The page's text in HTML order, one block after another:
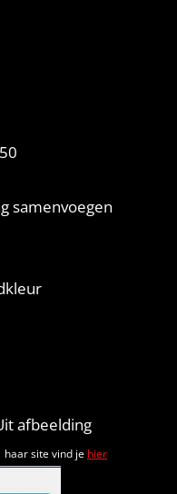
samenvoegen
afbeelding
haar site vind je hier